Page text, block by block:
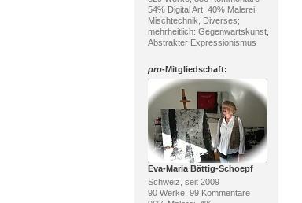
54% Digital Art, 40% Malerei;
Mischtechnik, Diverses;
mehrheitlich: Gegenwartskunst,
Abstrakter Expressionismus
pro-Mitgliedschaft:
Eva-Maria Bättig-Schoepf
Schweiz, seit 2009
90 Werke, 99 Kommentare